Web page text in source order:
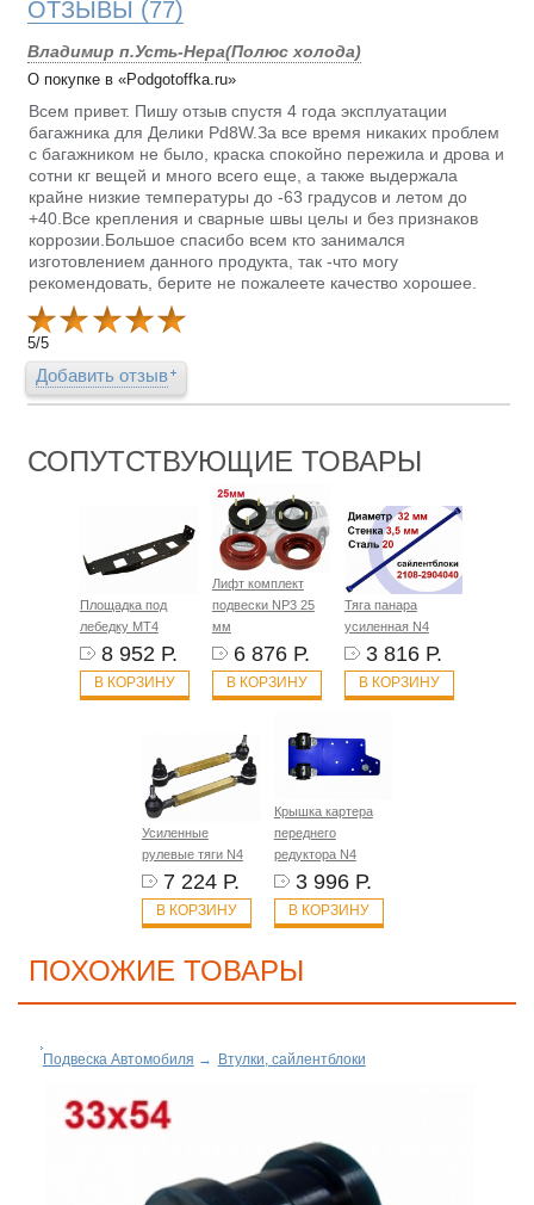
ОТЗЫВЫ (77)
Владимир п.Усть-Нера(Полюс холода)
О покупке в «Podgotoffka.ru»
Всем привет. Пишу отзыв спустя 4 года эксплуатации
багажника для Делики Pd8W.За все время никаких проблем
с багажником не было, краска спокойно пережила и дрова и
сотни кг вещей и много всего еще, а также выдержала
крайне низкие температуры до -63 градусов и летом до
+40.Все крепления и сварные швы целы и без признаков
коррозии.Большое спасибо всем кто занимался
изготовлением данного продукта, так -что могу
рекомендовать, берите не пожалеете качество хорошее.
5/5
Добавить отзыв
СОПУТСТВУЮЩИЕ ТОВАРЫ
Площадка под
лебедку MT4
8 952 Р.
В КОРЗИНУ
Лифт комплект
подвески NP3 25
мм
6 876 Р.
В КОРЗИНУ
Тяга панара
усиленная N4
3 816 Р.
В КОРЗИНУ
Усиленные
рулевые тяги N4
7 224 Р.
В КОРЗИНУ
Крышка картера
переднего
редуктора N4
3 996 Р.
В КОРЗИНУ
ПОХОЖИЕ ТОВАРЫ
Подвеска Автомобиля → Втулки, сайлентблоки